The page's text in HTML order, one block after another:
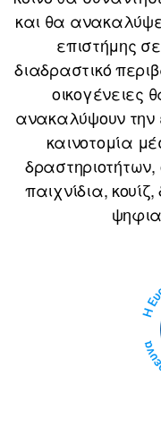
και θα
επιστήμης
διαδραστικό
οικογένειες
ανακαλύψουν την
καινοτομία
παιχνίδια,